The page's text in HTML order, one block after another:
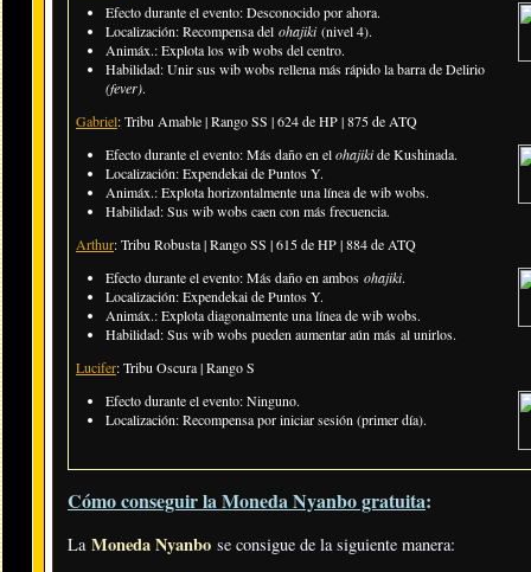
Efecto durante el evento: Desconocido por ahora.
Localización:Recompensa del ohajiki(nivel 4).
Animáx.: Explota los wib wobs del centro.
Habilidad: Unir sus wib wobs rellena más rápido la barra de Delirio
(fever).
Gabriel: Tribu Amable | Rango SS | 624 de HP | 875 de ATQ
Efecto durante el evento: Más daño en elohajikide Kushinada.
Localización: Expendekai de Puntos Y.
Animáx.: Explota horizontalmente una línea de wib wobs.
Habilidad: Sus wib wobs caen con más frecuencia.
Arthur: Tribu Robusta | Rango SS | 615 de HP | 884 de ATQ
Efecto durante el evento:Más daño en ambos ohajiki.
Localización: Expendekai de Puntos Y.
Animáx.: Explota diagonalmente una línea de wib wobs.
Habilidad: Sus wib wobs pueden aumentar aún más al unirlos.
Lucifer: Tribu Oscura | Rango S
Efecto durante el evento: Ninguno.
Localización: Recompensa por iniciar sesión (primer día).
Cómo conseguir la Moneda Nyanbo gratuita:
La Moneda Nyanbo se consigue de la siguiente manera: